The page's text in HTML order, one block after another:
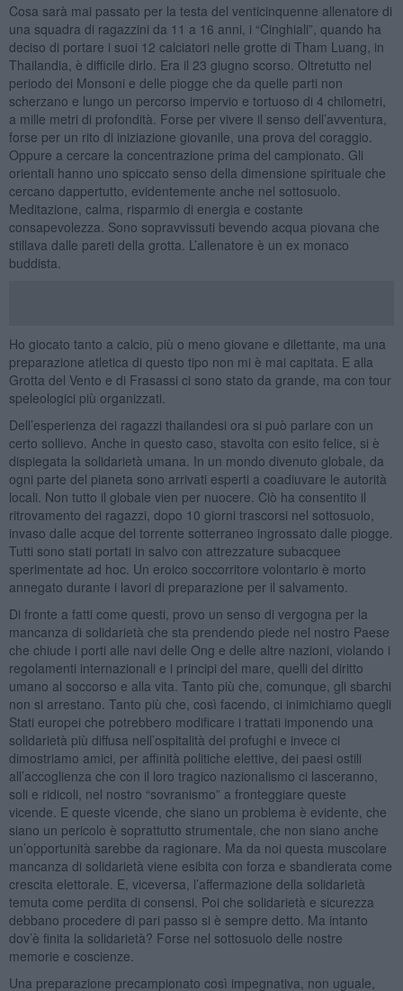
Cosa sarà mai passato per la testa del venticinquenne allenatore di
una squadra di ragazzini da 11 a 16 anni, i “Cinghiali”, quando ha
deciso di portare i suoi 12 calciatori nelle grotte di Tham Luang, in
Thailandia, è difficile dirlo. Era il 23 giugno scorso. Oltretutto nel
periodo dei Monsoni e delle piogge che da quelle parti non
scherzano e lungo un percorso impervio e tortuoso di 4 chilometri,
a mille metri di profondità. Forse per vivere il senso dell’avventura,
forse per un rito di iniziazione giovanile, una prova del coraggio.
Oppure a cercare la concentrazione prima del campionato. Gli
orientali hanno uno spiccato senso della dimensione spirituale che
cercano dappertutto, evidentemente anche nel sottosuolo.
Meditazione, calma, risparmio di energia e costante
consapevolezza. Sono sopravvissuti bevendo acqua piovana che
stillava dalle pareti della grotta. L’allenatore è un ex monaco
buddista.
Ho giocato tanto a calcio, più o meno giovane e dilettante, ma una
preparazione atletica di questo tipo non mi è mai capitata. E alla
Grotta del Vento e di Frasassi ci sono stato da grande, ma con tour
speleologici più organizzati.
Dell’esperienza dei ragazzi thailandesi ora si può parlare con un
certo sollievo. Anche in questo caso, stavolta con esito felice, si è
dispiegata la solidarietà umana. In un mondo divenuto globale, da
ogni parte del pianeta sono arrivati esperti a coadiuvare le autorità
locali. Non tutto il globale vien per nuocere. Ciò ha consentito il
ritrovamento dei ragazzi, dopo 10 giorni trascorsi nel sottosuolo,
invaso dalle acque del torrente sotterraneo ingrossato dalle piogge.
Tutti sono stati portati in salvo con attrezzature subacquee
sperimentate ad hoc. Un eroico soccorritore volontario è morto
annegato durante i lavori di preparazione per il salvamento.
Di fronte a fatti come questi, provo un senso di vergogna per la
mancanza di solidarietà che sta prendendo piede nel nostro Paese
che chiude i porti alle navi delle Ong e delle altre nazioni, violando i
regolamenti internazionali e i principi del mare, quelli del diritto
umano al soccorso e alla vita. Tanto più che, comunque, gli sbarchi
non si arrestano. Tanto più che, così facendo, ci inimichiamo quegli
Stati europei che potrebbero modificare i trattati imponendo una
solidarietà più diffusa nell’ospitalità dei profughi e invece ci
dimostriamo amici, per affinità politiche elettive, dei paesi ostili
all’accoglienza che con il loro tragico nazionalismo ci lasceranno,
soli e ridicoli, nel nostro “sovranismo” a fronteggiare queste
vicende. E queste vicende, che siano un problema è evidente, che
siano un pericolo è soprattutto strumentale, che non siano anche
un’opportunità sarebbe da ragionare. Ma da noi questa muscolare
mancanza di solidarietà viene esibita con forza e sbandierata come
crescita elettorale. E, viceversa, l’affermazione della solidarietà
temuta come perdita di consensi. Poi che solidarietà e sicurezza
debbano procedere di pari passo si è sempre detto. Ma intanto
dov’è finita la solidarietà? Forse nel sottosuolo delle nostre
memorie e coscienze.
Una preparazione precampionato così impegnativa, non uguale,